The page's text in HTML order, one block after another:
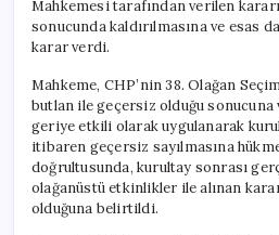
Mahkemesi tarafından verilen
sonucunda kaldırılmasına ve esas
karar verdi.
Mahkeme, CHP’nin 38. Olağan
butlan ile geçersiz olduğu sonucuna
geriye etkili olarak uygulanarak
itibaren geçersiz sayılmasına
doğrultusunda, kurultay sonrası
olağanüstü etkinlikler ile alınan
olduğuna belirtildi.